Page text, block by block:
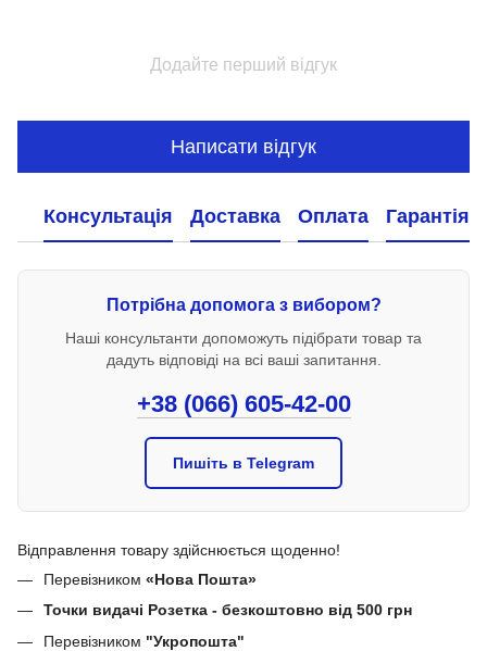
Додайте перший відгук
Написати відгук
Консультація Доставка Оплата Гарантія
Потрібна допомога з вибором?
Наші консультанти допоможуть підібрати товар та
дадуть відповіді на всі ваші запитання.
+38 (066) 605-42-00
Пишіть в Telegram
Відправлення товару здійснюється щоденно!
Перевізником «Нова Пошта»
Точки видачі Розетка - безкоштовно від 500 грн
Перевізником "Укропошта"